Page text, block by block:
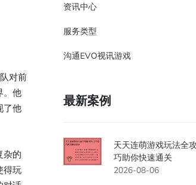
对前
。他
了他
杂的
得玩
资讯中心
服务类型
沟通EVO视讯游戏
最新案例
天天连萌游戏玩法全
巧助你快速通关
2026-08-06